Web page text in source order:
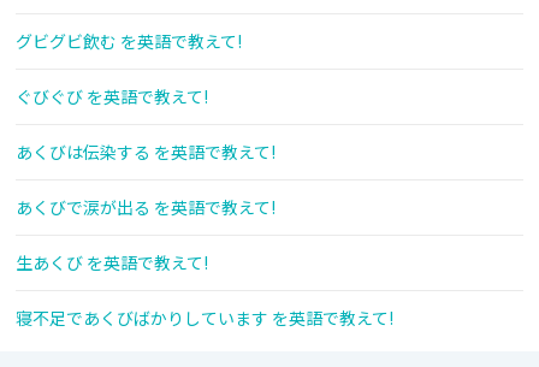
グビグビ飲む を英語で教えて!
ぐびぐび を英語で教えて!
あくびは伝染する を英語で教えて!
あくびで涙が出る を英語で教えて!
生あくび を英語で教えて!
寝不足であくびばかりしています を英語で教えて!